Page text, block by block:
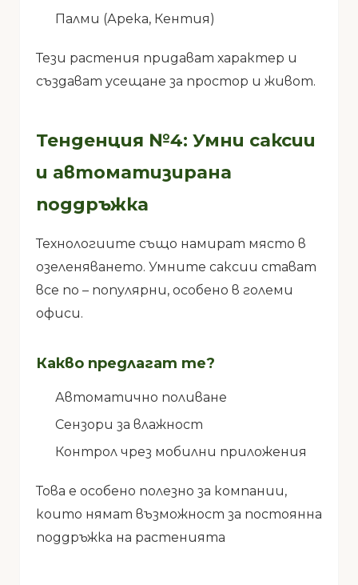
Палми (Арека, Кентия)
Тези растения придават характер и
създават усещане за простор и живот.
Тенденция №4: Умни саксии
и автоматизирана
поддръжка
Технологиите също намират място в
озеленяването. Умните саксии стават
все по – популярни, особено в големи
офиси.
Какво предлагат те?
Автоматично поливане
Сензори за влажност
Контрол чрез мобилни приложения
Това е особено полезно за компании,
които нямат възможност за постоянна
поддръжка на растенията